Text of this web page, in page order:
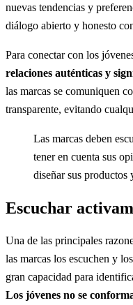
nuevas tendencias y
diálogo abierto y honesto
Para conectar con los
relaciones auténticas y
las marcas se comuniquen
transparente, evitando
Las marcas deben
tener en cuenta sus
diseñar sus productos
Escuchar
Una de las principales
las marcas los escuchen y
gran capacidad para
Los jóvenes no se